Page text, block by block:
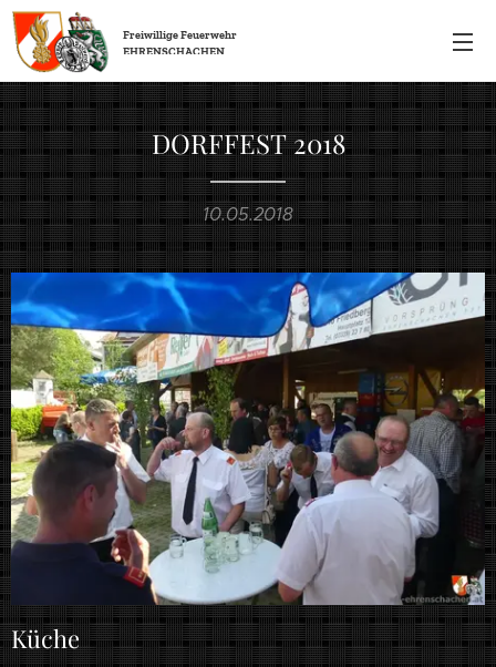
FreiwilligeFeuerwehr
EHRENSCHACHEN
DORFFEST 2018
10.05.2018
Küche